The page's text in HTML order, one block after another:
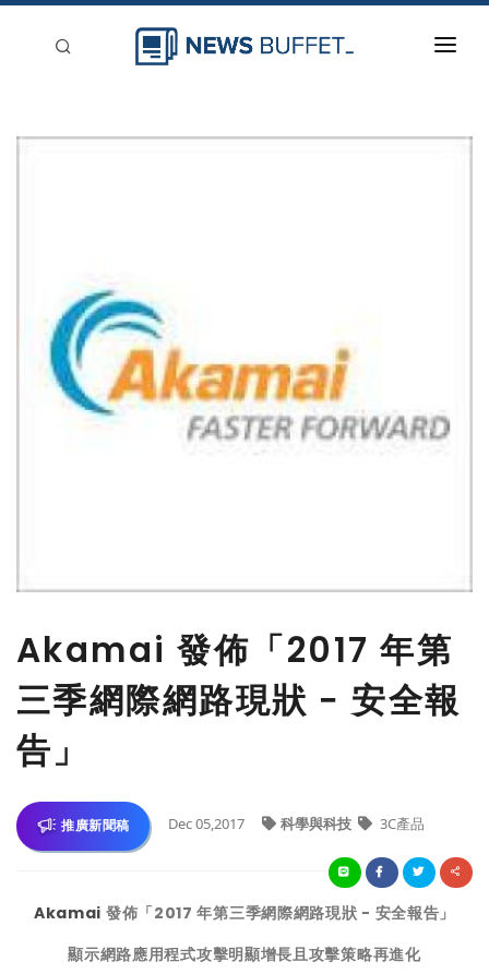
新聞稿分類
​Akamai 發佈「2017 年第
三季網際網路現狀 − 安全報
告」
推廣新聞稿 Dec 05,2017 科學與科技 3C產品
Akamai 發佈「2017年第三季網際網路現狀 − 安全報告」
顯示網路應用程式攻擊明顯增長且攻擊策略再進化